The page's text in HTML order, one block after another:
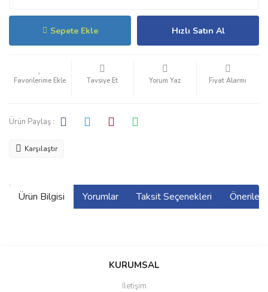
Sepete Ekle Hızlı Satın Al
Tavsiye Et Yorum Yaz Fiyat Alarmı
Ürün Paylaş :
Karşılaştır
Ürün Bilgisi Yorumlar Taksit Seçenekleri
Bu ürüne ilk yorumu siz yapın!
KURUMSAL
İletişim